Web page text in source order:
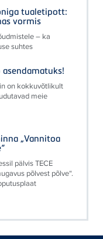
tualetipott:
vormis
– ka
suhtes
on kokkuvõtlikult
meie
„Vannitoa
pälvis TECE
põlvest põlve“.